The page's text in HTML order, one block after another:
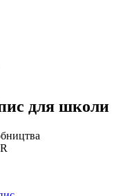
для школи